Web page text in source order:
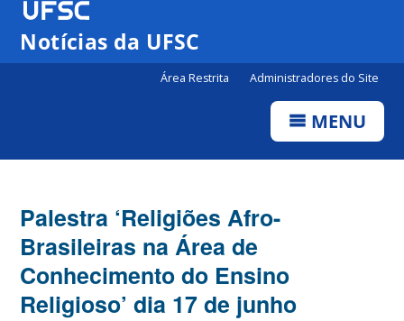
Notícias da UFSC
Área Restrita Administradores do Site
MENU
Palestra ‘Religiões Afro-
Brasileiras na Área de
Conhecimento do Ensino
Religioso’ dia 17 de junho